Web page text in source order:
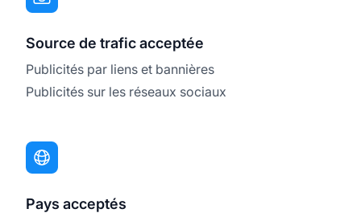
Source de trafic acceptée
Publicités par liens et bannières
Publicités sur les réseaux sociaux
Pays acceptés